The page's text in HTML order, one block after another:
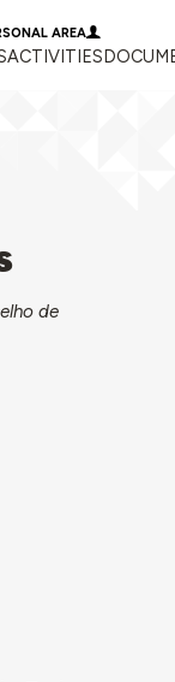
AREA
ACTIVITIES
de